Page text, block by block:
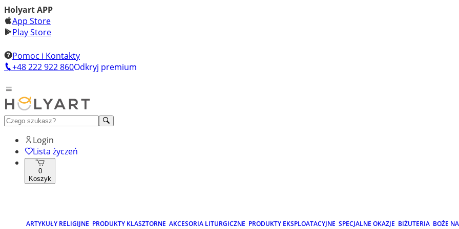
Holyart APP
App Store
Play Store
Pomoc i Kontakty
+48 222 922 860Odkryj premium
Login
Lista życzeń
0
Koszyk
ARTYKUŁY RELIGIJNE PRODUKTY KLASZTORNE AKCESORIA LITURGICZNE PRODUKTY EKSPLOATACYJNE SPECJALNE OKAZJE BIŻUTERIA BOŻE